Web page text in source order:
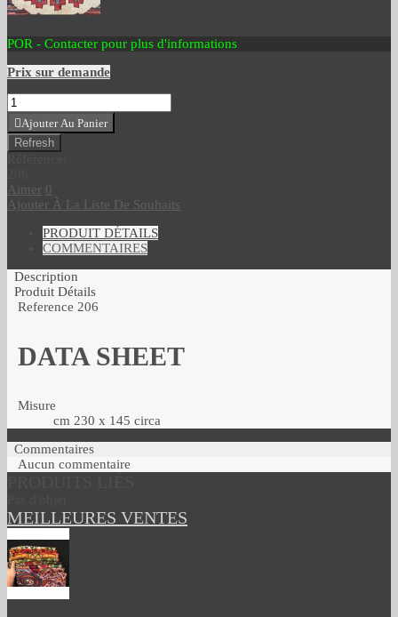
POR - Contacter pour plus d'informations
Prix sur demande
Ajouter Au Panier
Aimer 0
Ajouter À La Liste De Souhaits
PRODUIT DÉTAILS
COMMENTAIRES
Description
Produit Détails
Reference 206
DATA SHEET
Misure
cm 230 x 145 circa
Commentaires
Aucun commentaire
MEILLEURES VENTES